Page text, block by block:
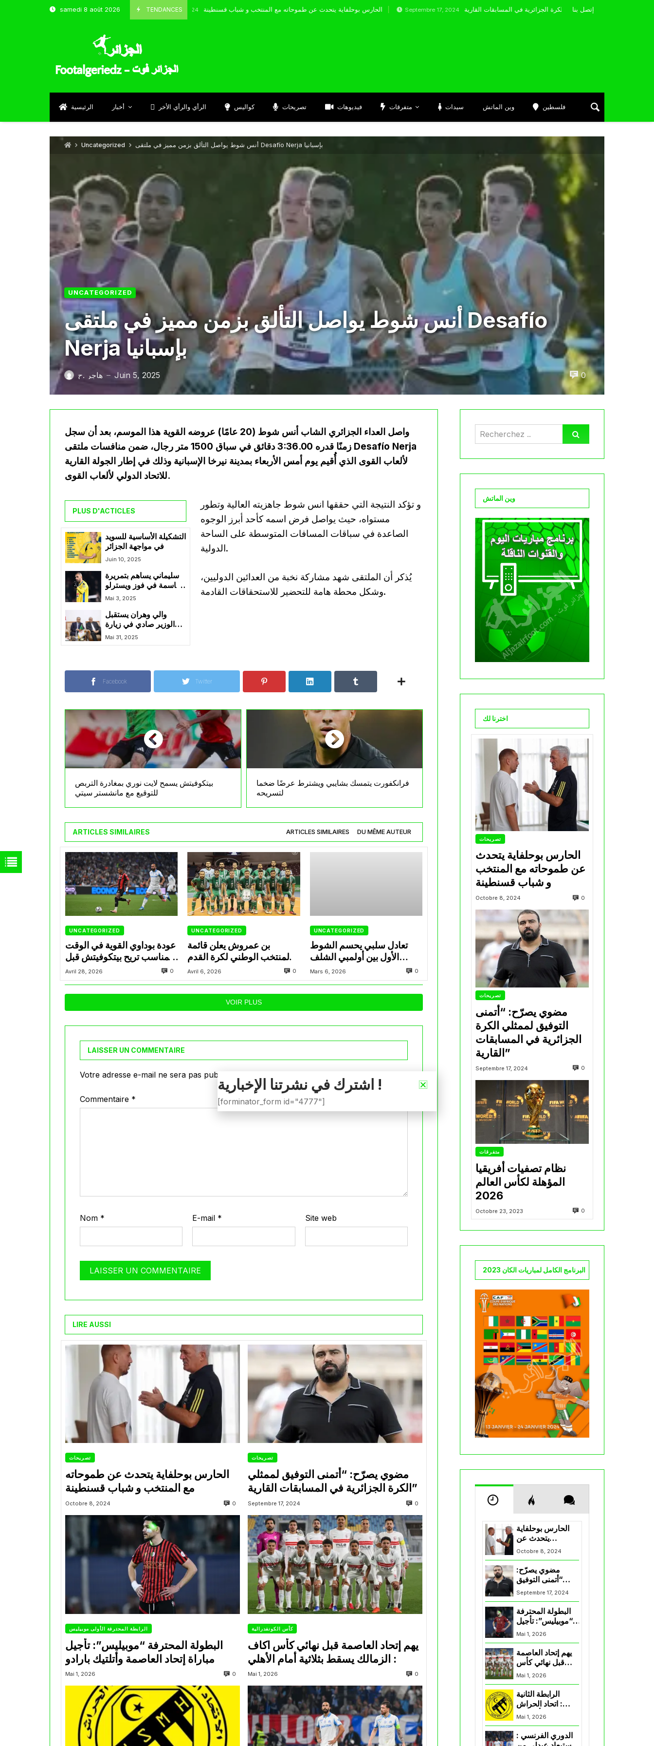
samedi 8 août 2026 TENDANCES
Octobre 8, 2024 الحارس بوحلفاية يتحدث عن طموحاته مع المنتخب و شباب قسنطينة Septembre 17, 2024 إتصل بنا
الرئيسية أخبار الرأي والرأي الأخر كواليس تصريحات فيديوهات متفرقات سيدات وين الماتش فلسطين
Uncategorized أنس شوط يواصل التألق بزمن مميز في ملتقى Desafío Nerja بإسبانيا
UNCATEGORIZED
أنس شوط يواصل التألق بزمن مميز في ملتقى Desafío
Nerja بإسبانيا
هاجر .ح — Juin 5, 2025 0
واصل العداء الجزائري الشاب أنس شوط (20 عامًا) عروضه القوية هذا الموسم، بعد أن سجل
زمنًا قدره 3:36.00 دقائق في سباق 1500 متر رجال، ضمن منافسات ملتقى Desafío Nerja
لألعاب القوى الذي أُقيم يوم أمس الأربعاء بمدينة نيرخا الإسبانية وذلك في إطار الجولة القارية
للاتحاد الدولي لألعاب القوى.
PLUS D'ACTICLES
التشكيلة الأساسية للسويد
في مواجهة الجزائر
Juin 10, 2025
سليماني يساهم بتمريرة
حاسمة في فوز ويسترلو
على ديندر
Mai 3, 2025
والي وهران يستقبل
الوزير صادي في زيارة
عمل وتفقد
Mai 31, 2025
و تؤكد النتيجة التي حققها انس شوط جاهزيته العالية وتطور
مستواه، حيث يواصل فرض اسمه كأحد أبرز الوجوه
الصاعدة في سباقات المسافات المتوسطة على الساحة
الدولية.
يُذكر أن الملتقى شهد مشاركة نخبة من العدائين الدوليين،
وشكل محطة هامة للتحضير للاستحقاقات القادمة.
Facebook Twitter
بيتكوفيتش يسمح لايت نوري بمغادرة التربص
للتوقيع مع مانشستر سيتي
فرانكفورت يتمسك بشايبي ويشترط عرضًا ضخما
لتسريحه
ARTICLES SIMILAIRES ARTICLES SIMILAIRES DU MÊME AUTEUR
UNCATEGORIZED
عودة بوداوي القوية في الوقت
المناسب تريح بيتكوفيتش قبل
التحدي المونديالي
Avril 28, 2026 0
UNCATEGORIZED
بن عمروش يعلن قائمة
المنتخب الوطني لكرة القدم
داخل القاعة المعنية بوديتي
مصر
Avril 6, 2026 0
UNCATEGORIZED
تعادل سلبي يحسم الشوط
الأول بين أولمبي الشلف
ووفاق سطيف
Mars 6, 2026 0
VOIR PLUS
LAISSER UN COMMENTAIRE
Votre adresse e-mail ne sera pas publiée.
Commentaire *
Nom * E-mail * Site web
LIRE AUSSI
تصريحات
الحارس بوحلفاية يتحدث عن طموحاته
مع المنتخب و شباب قسنطينة
Octobre 8, 2024 0
تصريحات
مضوي يصرّح: “أتمنى التوفيق لممثلي
الكرة الجزائرية في المسابقات القارية”
Septembre 17, 2024 0
الرابطة المحترفة الأولى موبيليس
البطولة المحترفة “موبيليس”: تأجيل
مباراة إتحاد العاصمة وأتلتيك بارادو
Mai 1, 2026 0
كأس الكونفدرالية
يهم إتحاد العاصمة قبل نهائي كأس اكاف
Mai 1, 2026 0
وين الماتش
اخترنا لك
تصريحات
الحارس بوحلفاية يتحدث
عن طموحاته مع المنتخب
و شباب قسنطينة
Octobre 8, 2024 0
تصريحات
مضوي يصرّح: “أتمنى
التوفيق لممثلي الكرة
الجزائرية في المسابقات
القارية”
Septembre 17, 2024 0
متفرقات
نظام تصفيات أفريقيا
المؤهلة لكأس العالم
2026
Octobre 23, 2023 0
البرنامج الكامل لمباريات الكان 2023
الحارس بوحلفاية
يتحدث عن
طموحاته مع
المنتخب و شباب
قسنطينة
Octobre 8, 2024
مضوي يصرّح:
“أتمنى التوفيق
لممثلي الكرة
الجزائرية في
Septembre 17, 2024
البطولة المحترفة
“موبيليس”: تأجيل
مباراة إتحاد
العاصمة وأتلتيك
بارادو
Mai 1, 2026
يهم إتحاد العاصمة
قبل نهائي كأس
اكاف : الزمالك
يسقط بثلاثية أمام
Mai 1, 2026
الرابطة الثانية
: اتحاد الحراش
يحسم التأهل إلى
“البلاي أوف”
Mai 1, 2026
الدوري الفرنسي :
اشترك في نشرتنا الإخبارية !
[forminator_form id="4777"]